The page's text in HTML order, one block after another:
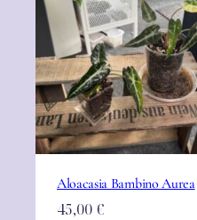
Aloacasia Bambino Aurea
45,00 €